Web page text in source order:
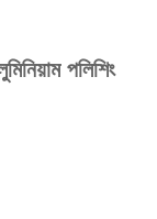
পলিশিং